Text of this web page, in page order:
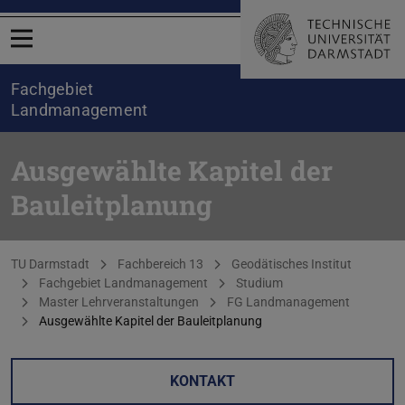
Menü öffnen
Fachgebiet
Landmanagement
Ausgewählte Kapitel der
Bauleitplanung
Sie befinden sich hier:
TU Darmstadt Fachbereich 13
Geodätisches Institut
Fachgebiet Landmanagement
Studium
Master Lehrveranstaltungen
FG Landmanagement
Ausgewählte Kapitel der Bauleitplanung
KONTAKT